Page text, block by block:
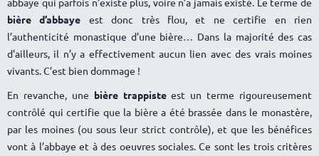
bière d’abbaye est donc très flou, et ne certifie en rien
l’authenticité monastique d’une bière… Dans la majorité des cas
d’ailleurs, il n’y a effectivement aucun lien avec des vrais moines
vivants. C’est bien dommage !
En revanche, une bière trappisteest un terme rigoureusement
contrôlé qui certifie que la bière a été brassée dans le monastère,
par les moines (ou sous leur strict contrôle), et que les bénéfices
vont à l’abbaye et à des oeuvres sociales. Ce sont les trois critères